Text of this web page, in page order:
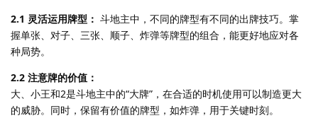
2.1 灵活运用牌型： 斗地主中，不同的牌型有不同的出牌技巧。掌
握单张、对子、三张、顺子、炸弹等牌型的组合，能更好地应对各
种局势。
2.2 注意牌的价值：
大、小王和2是斗地主中的“大牌”，在合适的时机使用可以制造更大
的威胁。同时，保留有价值的牌型，如炸弹，用于关键时刻。